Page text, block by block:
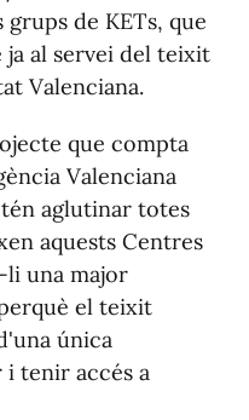
de KETs, que
ja al servei del teixit
Valenciana.
que compta
Valenciana
aglutinar totes
aquests Centres
li una major
el teixit
única
tenir accés a